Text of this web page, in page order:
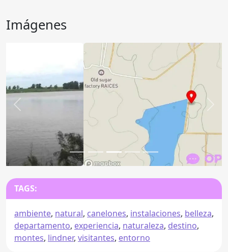
Imágenes
Anterior
TAGS:
ambiente, natural, canelones, instalaciones, belleza,
departamento, experiencia, naturaleza, destino,
montes, lindner, visitantes, entorno